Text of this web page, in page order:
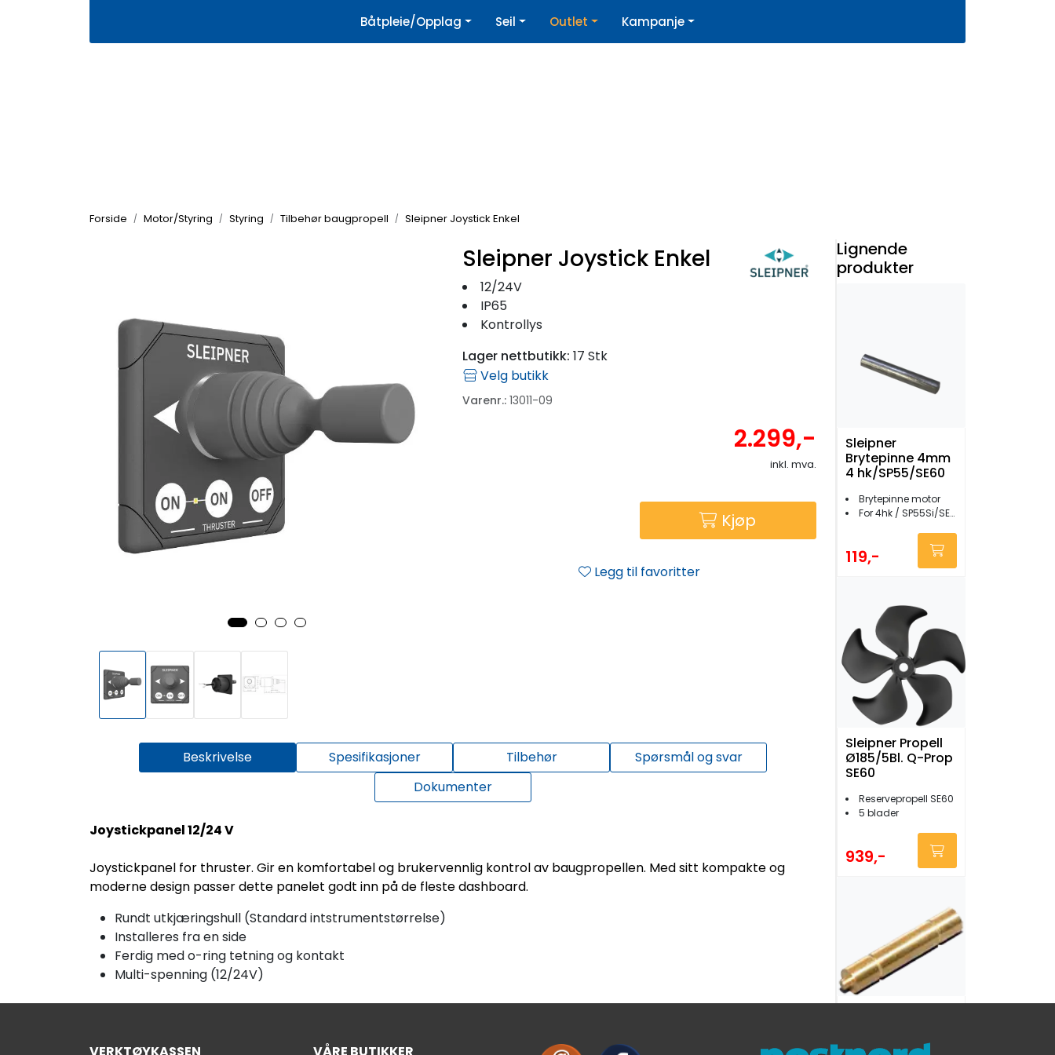
Kjøpshjelp | Nyhetsbrev
Båtpleie/Opplag Seil Outlet Kampanje
Forside Motor/Styring Styring Tilbehør baugpropell Sleipner Joystick Enkel
Sleipner Joystick Enkel
12/24V
IP65
Kontrollys
Lager nettbutikk: 17 Stk
Velg butikk
Varenr.: 13011-09
2.299,-
inkl. mva.
Kjøp
Legg til favoritter
Beskrivelse Spesifikasjoner Tilbehør
Spørsmål og svar
Dokumenter
Joystickpanel 12/24 V
Joystickpanel for thruster. Gir en komfortabel og brukervennlig kontrol av baugpropellen. Med sitt kompakte og
moderne design passer dette panelet godt inn på de fleste dashboard.
Rundt utkjæringshull (Standard intstrumentstørrelse)
Installeres fra en side
Ferdig med o-ring tetning og kontakt
Multi-spenning (12/24V)
Lignende
produkter
Sleipner
Brytepinne 4mm
4 hk/SP55/SE60
Brytepinne motor
For 4hk / SP55Si/SE60Si
119,-
Sleipner Propell
Ø185/5Bl. Q-Prop
SE60
Reservepropell SE60
5 blader
939,-